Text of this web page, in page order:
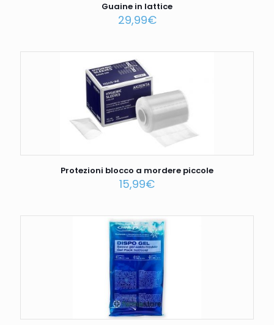
Guaine in lattice
29,99€
Protezioni blocco a mordere piccole
15,99€